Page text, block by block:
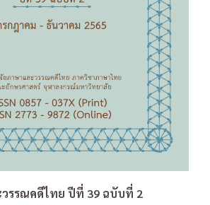
รรณคดีไทย ปีที่ 39 ฉบับที่ 2